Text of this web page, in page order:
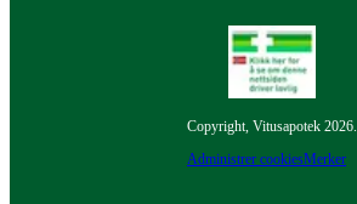
Copyright, Vitusapotek 2026.
Administrer cookiesMerker